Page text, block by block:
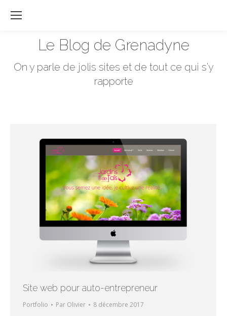
Le Blog de Grenadyne
On y parle de jolis sites et de tout ce qui s'y
rapporte
Vous êtes ici :
Site web pour auto-entrepreneur
Portfolio Par Olivier 8 décembre 2017